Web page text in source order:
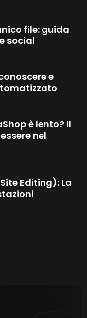
file: guida
social
e
è lento? Il
nel
Editing): La